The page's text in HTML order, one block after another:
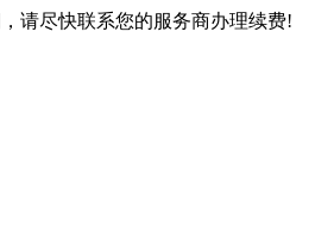
请尽快联系您的服务商办理续费!